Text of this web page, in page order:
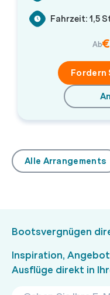
Fahrzeit: 1,5
Ab
Fordern
Alle Arrangements
Bootsvergnügen
Inspiration,
Ausflüge direkt in